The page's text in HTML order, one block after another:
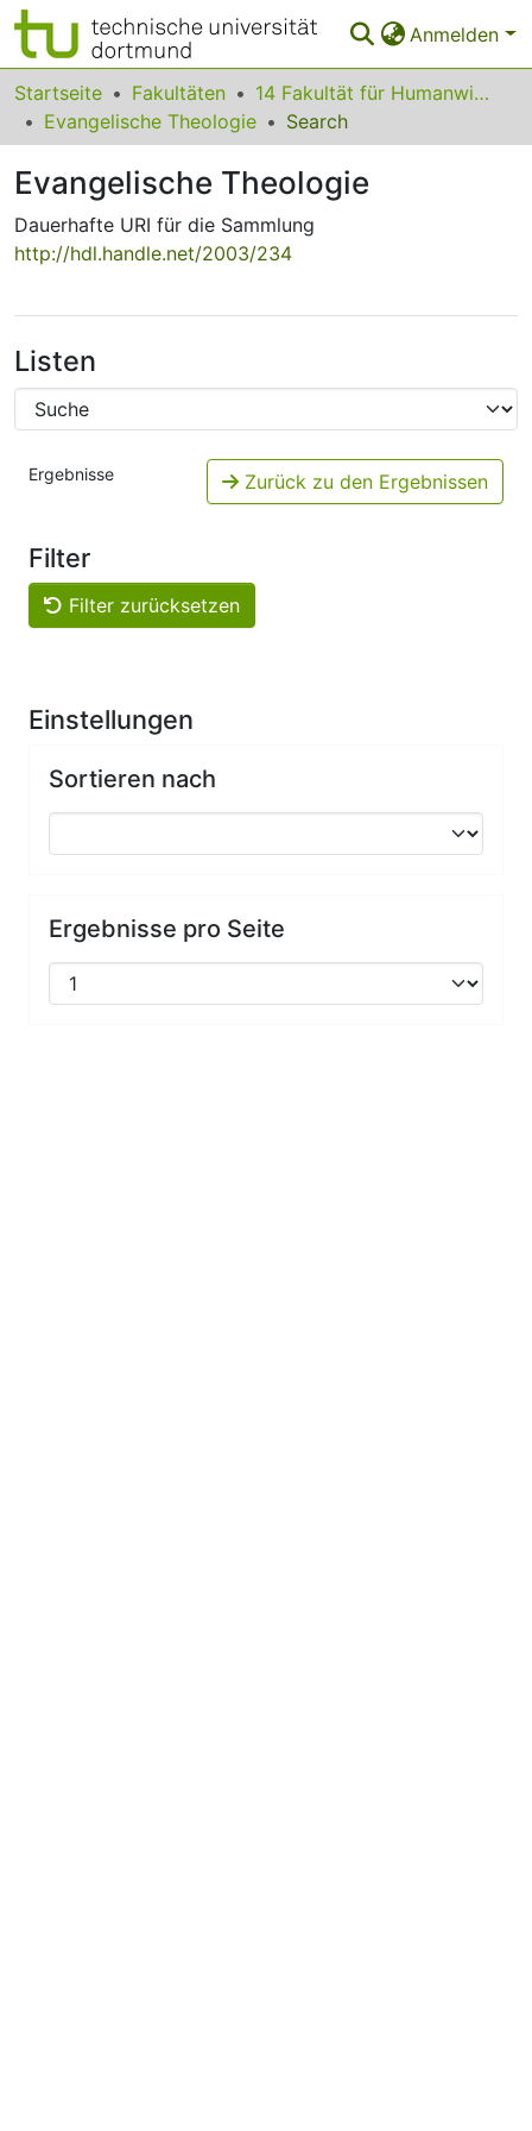
Anmelden
Bereiche & Sammlungen
Das gesamte Repositorium
Statistiken
FAQ
Startseite Fakultäten
14 Fakultät für Humanwissenschaften und Theologie
Evangelische Theologie
Search
Evangelische Theologie
Dauerhafte URI für die Sammlung
http://hdl.handle.net/2003/234
Listen
Ergebnisse Zurück zu den Ergebnissen
Filter
Filter zurücksetzen
Einstellungen
Sortieren nach
Ergebnisse pro Seite